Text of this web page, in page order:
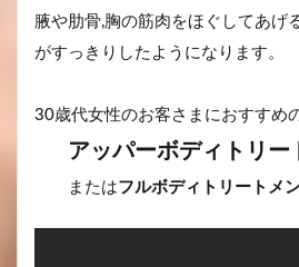
腋や肋骨,胸の筋肉をほぐしてあげ
がすっきりしたようになります。
30歳代女性のお客さまにおすすめ
アッパーボディトリー
またはフルボディトリートメ